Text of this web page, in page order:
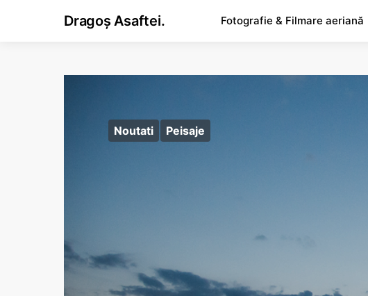
Dragoș Asaftei. Fotografie & Filmare aeriană
Noutati Peisaje